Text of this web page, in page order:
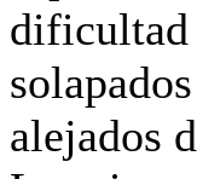
dificultad
alejados